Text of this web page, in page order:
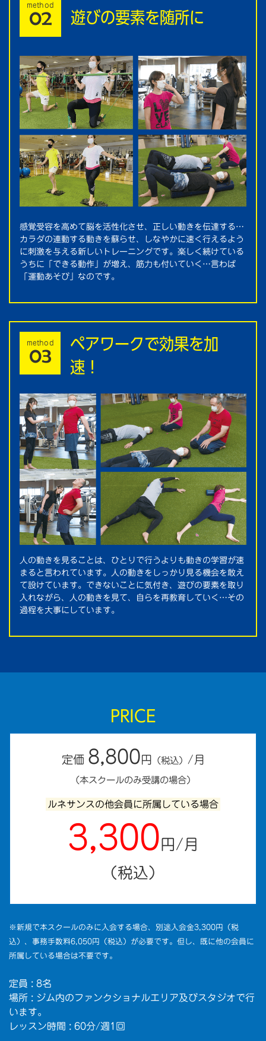
method
02 遊びの要素を随所に
感覚受容を高めて脳を活性化させ、正しい動きを伝達する…
カラダの連動する動きを蘇らせ、しなやかに速く行えるよう
に刺激を与える新しいトレーニングです。楽しく続けている
うちに「できる動作」が増え、筋力も付いていく…言わば
「運動あそび」なのです。
method
03
ペアワークで効果を加
速！
人の動きを見ることは、ひとりで行うよりも動きの学習が速
まると言われています。人の動きをしっかり見る機会を敢え
て設けています。できないことに気付き、遊びの要素を取り
入れながら、人の動きを見て、自らを再教育していく…その
過程を大事にしています。
PRICE
定価 8,800円 （税込） /月
（本スクールのみ受講の場合）
ルネサンスの他会員に所属している場合
3,300円/月
（税込）
※新規で本スクールのみに入会する場合、別途入会金3,300円（税
込）、事務手数料6,050円（税込）が必要です。但し、既に他の会員に
所属している場合は不要です。
定員 : 8名
場所 : ジム内のファンクショナルエリア及びスタジオで行
います。
レッスン時間 : 60分/週1回